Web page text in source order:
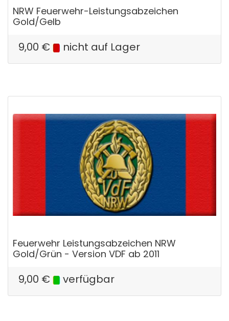
NRW Feuerwehr-Leistungsabzeichen
Gold/Gelb
9,00 € nicht auf Lager
Feuerwehr Leistungsabzeichen NRW
Gold/Grün - Version VDF ab 2011
9,00 € verfügbar